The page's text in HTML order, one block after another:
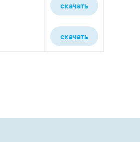
скачать
скачать